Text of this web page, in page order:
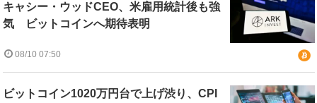
キャシー・ウッドCEO、米雇用統計後も強
気 ビットコインへ期待表明
08/10 07:50
ビットコイン1020万円台で上げ渋り、CPI